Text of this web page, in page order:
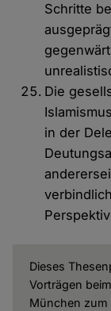
Schritte
Die
in der
Dieses
Vorträgen
München zum